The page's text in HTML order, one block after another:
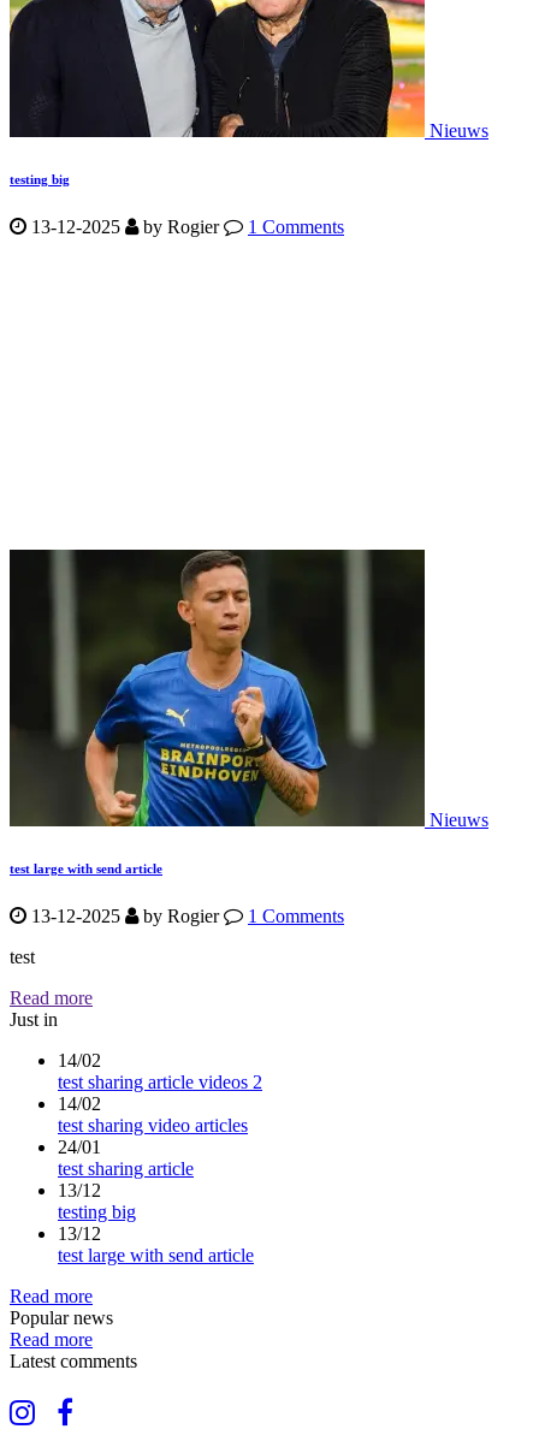
Nieuws
testing big
13-12-2025 by Rogier 1 Comments
Nieuws
test large with send article
13-12-2025 by Rogier
1 Comments
test
Read more
Just in
14/02
test sharing article videos 2
14/02
test sharing video articles
24/01
test sharing article
13/12
testing big
13/12
test large with send article
Read more
Popular news
Read more
Latest comments